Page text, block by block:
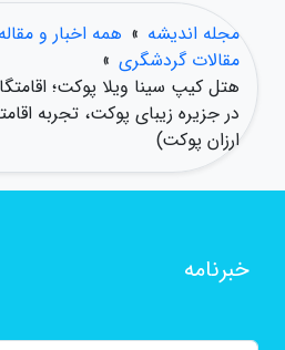
مجله اندیشه » همه اخبار و
مقالات گردشگری »
هتل کیپ سینا ویلا پوکت؛
در جزیره زیبای پوکت، تجربه
ارزان پوکت)
خبرنامه